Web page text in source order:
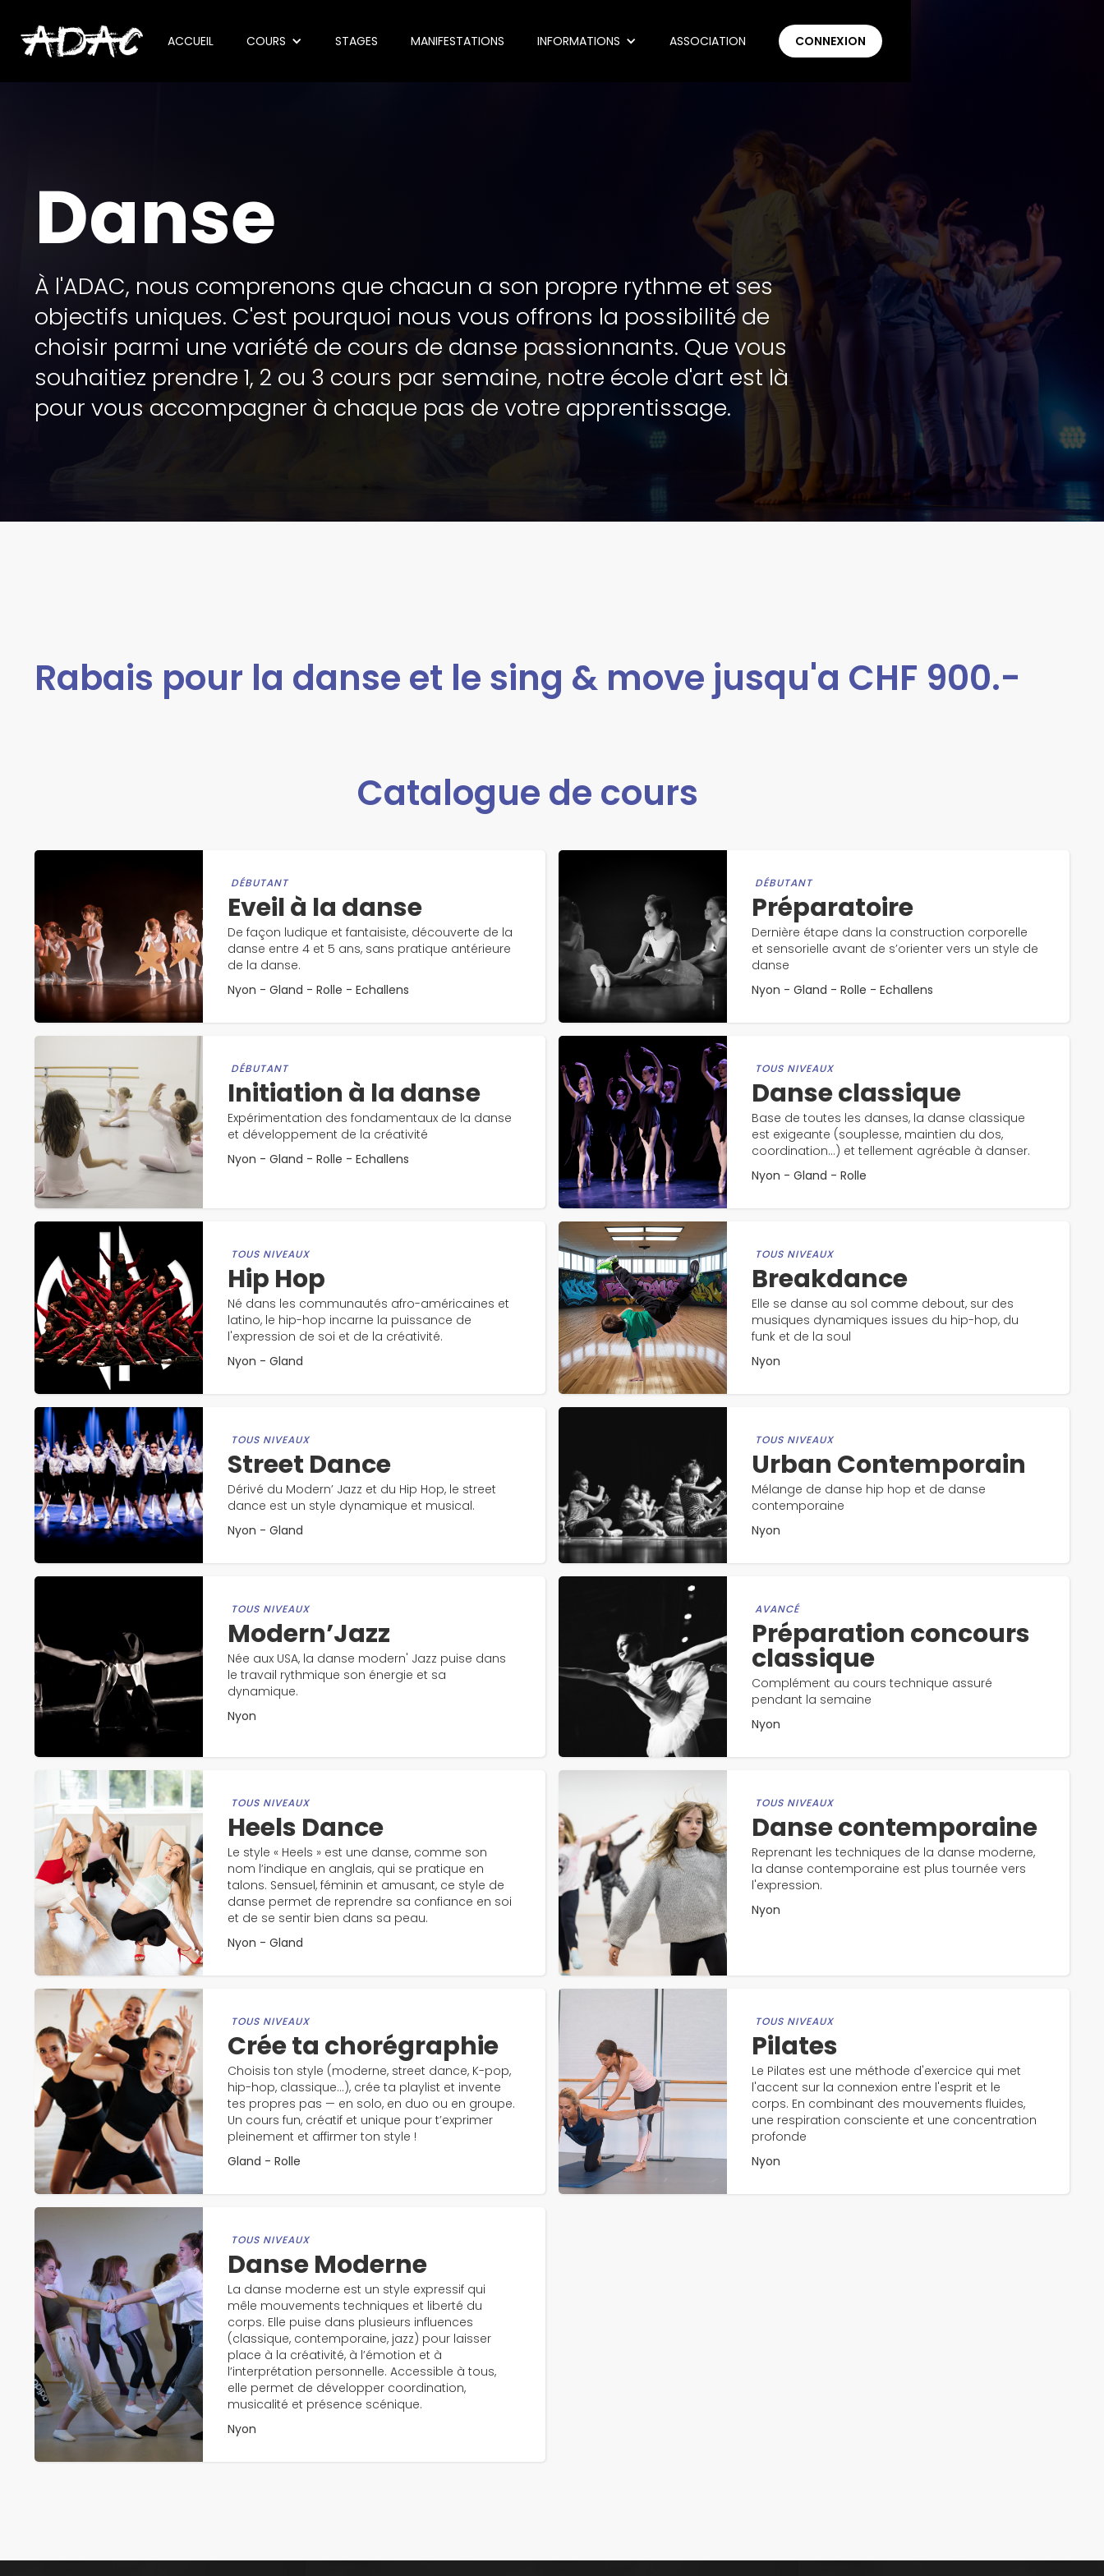
ACCUEIL COURS STAGES MANIFESTATIONS INFORMATIONS ASSOCIATION CONNEXION
Danse
À l'ADAC, nous comprenons que chacun a son propre rythme et ses
objectifs uniques. C'est pourquoi nous vous offrons la possibilité de
choisir parmi une variété de cours de danse passionnants. Que vous
souhaitiez prendre 1, 2 ou 3 cours par semaine, notre école d'art est là
pour vous accompagner à chaque pas de votre apprentissage.
Rabais pour la danse et le sing & move jusqu'a CHF 900.-
Catalogue de cours
DÉBUTANT
Eveil à la danse
De façon ludique et fantaisiste, découverte de la
danse entre 4 et 5 ans, sans pratique antérieure
de la danse.
Nyon - Gland - Rolle - Echallens
DÉBUTANT
Préparatoire
Dernière étape dans la construction corporelle
et sensorielle avant de s’orienter vers un style de
danse
Nyon - Gland - Rolle - Echallens
DÉBUTANT
Initiation à la danse
Expérimentation des fondamentaux de la danse
et développement de la créativité
Nyon - Gland - Rolle - Echallens
TOUS NIVEAUX
Danse classique
Base de toutes les danses, la danse classique
est exigeante (souplesse, maintien du dos,
coordination...) et tellement agréable à danser.
Nyon - Gland - Rolle
TOUS NIVEAUX
Hip Hop
Né dans les communautés afro-américaines et
latino, le hip-hop incarne la puissance de
l'expression de soi et de la créativité.
Nyon - Gland
TOUS NIVEAUX
Breakdance
Elle se danse au sol comme debout, sur des
musiques dynamiques issues du hip-hop, du
funk et de la soul
Nyon
TOUS NIVEAUX
Street Dance
Dérivé du Modern’ Jazz et du Hip Hop, le street
dance est un style dynamique et musical.
Nyon - Gland
TOUS NIVEAUX
Urban Contemporain
Mélange de danse hip hop et de danse
contemporaine
Nyon
TOUS NIVEAUX
Modern’Jazz
Née aux USA, la danse modern' Jazz puise dans
le travail rythmique son énergie et sa
dynamique.
Nyon
AVANCÉ
Préparation concours
classique
Complément au cours technique assuré
pendant la semaine
Nyon
TOUS NIVEAUX
Heels Dance
Le style « Heels » est une danse, comme son
nom l’indique en anglais, qui se pratique en
talons. Sensuel, féminin et amusant, ce style de
danse permet de reprendre sa confiance en soi
et de se sentir bien dans sa peau.
Nyon - Gland
TOUS NIVEAUX
Danse contemporaine
Reprenant les techniques de la danse moderne,
la danse contemporaine est plus tournée vers
l'expression.
Nyon
TOUS NIVEAUX
Crée ta chorégraphie
Choisis ton style (moderne, street dance, K-pop,
hip-hop, classique…), crée ta playlist et invente
tes propres pas — en solo, en duo ou en groupe.
Un cours fun, créatif et unique pour t’exprimer
pleinement et affirmer ton style !
Gland - Rolle
TOUS NIVEAUX
Pilates
Le Pilates est une méthode d'exercice qui met
l'accent sur la connexion entre l'esprit et le
corps. En combinant des mouvements fluides,
une respiration consciente et une concentration
profonde
Nyon
TOUS NIVEAUX
Danse Moderne
La danse moderne est un style expressif qui
mêle mouvements techniques et liberté du
corps. Elle puise dans plusieurs influences
(classique, contemporaine, jazz) pour laisser
place à la créativité, à l’émotion et à
l’interprétation personnelle. Accessible à tous,
elle permet de développer coordination,
musicalité et présence scénique.
Nyon